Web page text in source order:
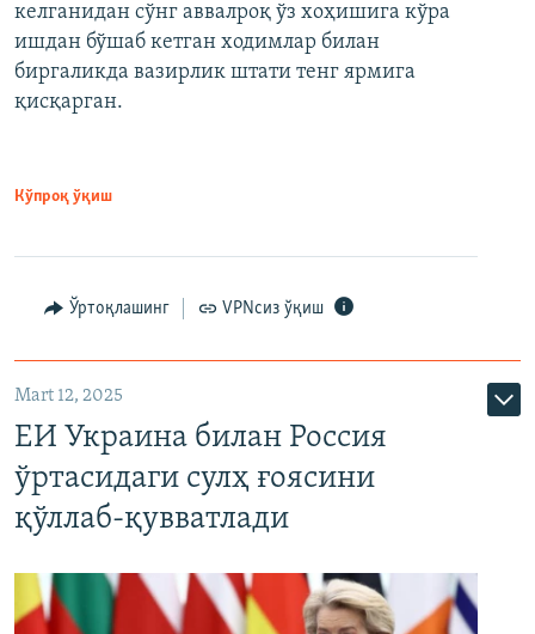
келганидан сўнг аввалроқ ўз хоҳишига кўра
ишдан бўшаб кетган ходимлар билан
биргаликда вазирлик штати тенг ярмига
қисқарган.
Кўпроқ ўқиш
Ўртоқлашинг VPNсиз ўқиш
Mart 12, 2025
ЕИ Украина билан Россия
ўртасидаги сулҳ ғоясини
қўллаб-қувватлади